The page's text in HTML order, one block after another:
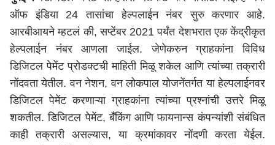
ऑफ इंडिया 24 तासांचा हेल्पलाईन नंबर सुरु करणार आहे.
आरबीआयने म्हटलं की, सप्टेंबर 2021 पर्यंत देशभरात एक केंद्रीकृत
हेल्पलाईन नंबर आणला जाईल. जेणेकरुन ग्राहकांना विविध
डिजिटल पेमेंट प्रोडक्टची माहिती मिळू शकेल आणि त्यांच्या तक्रारी
नोंदवता येतील. वन नेशन, वन लोकपाल योजनेंतर्गत या हेल्पलाईनवर
डिजिटल पेमेंट करणाऱ्या ग्राहकांना त्यांच्या प्रश्नांची उत्तरे मिळू
शकतील. डिजिटल पेमेंट, बँकिंग आणि फायनान्स कंपन्यांशी संबंधित
काही तक्रारी असल्यास, या क्रमांकावर नोंदणी करता येईल.